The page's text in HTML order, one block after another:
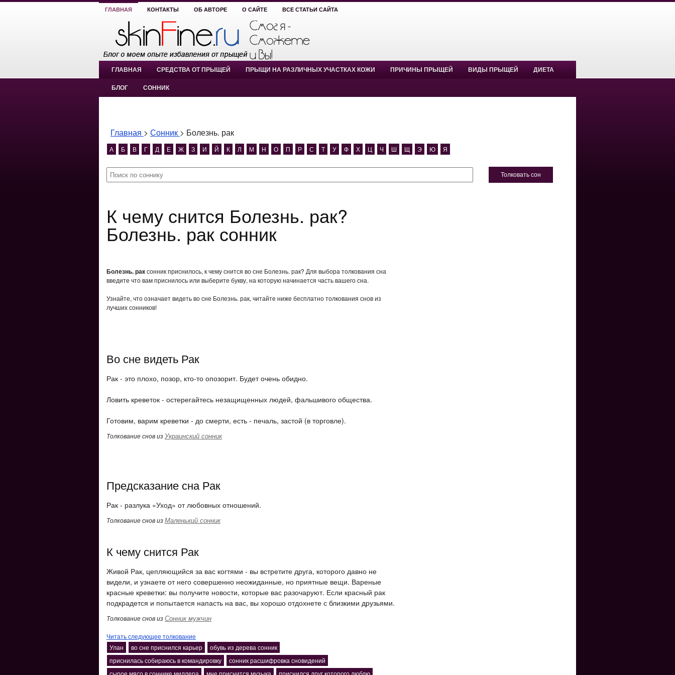
ГЛАВНАЯ КОНТАКТЫ ОБ АВТОРЕ О САЙТЕ ВСЕ СТАТЬИ САЙТА
ГЛАВНАЯ СРЕДСТВА ОТ ПРЫЩЕЙ ПРЫЩИ НА РАЗЛИЧНЫХ УЧАСТКАХ КОЖИ ПРИЧИНЫ ПРЫЩЕЙ ВИДЫ ПРЫЩЕЙ ДИЕТА
БЛОГ СОННИК
Главная > Сонник > Болезнь. рак
А Б В Г Д Е Ж З И Й К Л М Н О П Р С Т У Ф Х Ц Ч Ш Щ Э Ю Я
Толковать сон
К чему снится Болезнь. рак?
Болезнь. рак сонник
Болезнь. раксонник приснилось, к чему снится во сне Болезнь. рак? Для выбора толкования сна
введите что вам приснилось или выберите букву, на которую начинается часть вашего сна.
Узнайте, что означает видеть во сне Болезнь. рак, читайте ниже бесплатно толкования снов из
лучших сонников!
Во сне видеть Рак
Рак - это плохо, позор, кто-то опозорит. Будет очень обидно.
Ловить креветок - остерегайтесь незащищенных людей, фальшивого общества.
Готовим, варим креветки - до смерти, есть - печаль, застой (в торговле).
Толкование снов изУкраинский сонник
Предсказание сна Рак
Рак - разлука «Уход» от любовных отношений.
Толкование снов изМаленький сонник
К чему снится Рак
Живой Рак, цепляющийся за вас когтями - вы встретите друга, которого давно не
видели, и узнаете от него совершенно неожиданные, но приятные вещи. Вареные
красные креветки: вы получите новости, которые вас разочаруют. Если красный рак
подкрадется и попытается напасть на вас, вы хорошо отдохнете с близкими друзьями.
Толкование снов изСонник мужчин
Читать следующее толкование
Улан
во сне приснился карьер
обувь из дерева сонник
приснилась собираюсь в командировку
сонник расшифровка сновидений
сырое мясо в соннике миллера
мне приснится музыка приснился друг которого люблю